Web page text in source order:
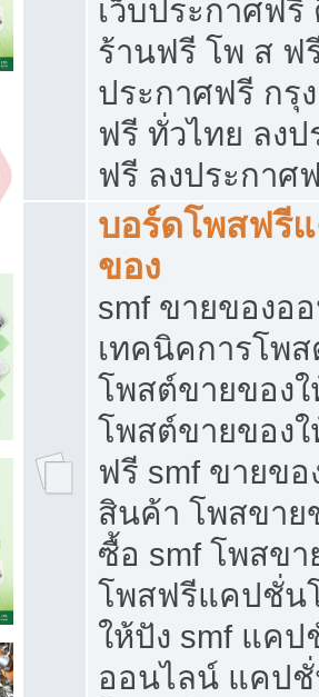
เว็บประกาศฟ
ร้านฟรี โพ ส ฟ
ประกาศฟรี กรุ
ฟรี ทั่วไทย ลง
ฟรี ลงประกาศ
บอร์ดโพสฟรี
ของ
smf ขายของอ
เทคนิคการโพ
โพสต์ขายของ
โพสต์ขายของ
ฟรี smf ขายข
สินค้า โพสขาย
ซื้อ smf โพสข
โพสฟรีแคปชั่น
ให้ปัง smf แค
ออนไลน์ แคป